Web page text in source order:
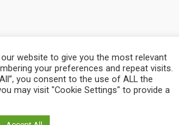
Satu
satu@spanienmaklarn.se
website to give you the most relevant
your preferences and repeat visits.
you consent to the use of ALL the
may visit "Cookie Settings" to provide a